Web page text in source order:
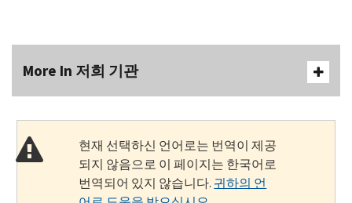
More In 저희 기관
현재 선택하신 언어로는 번역이 제공
되지 않음으로 이 페이지는 한국어로
번역되어 있지 않습니다. 귀하의 언